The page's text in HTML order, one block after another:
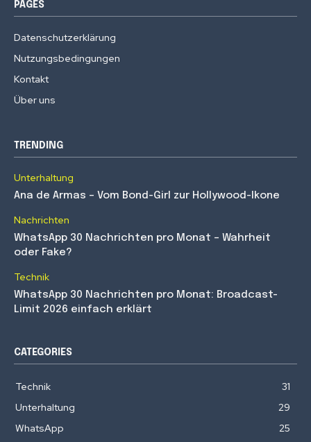
PAGES
Datenschutzerklärung
Nutzungsbedingungen
Kontakt
Über uns
TRENDING
Unterhaltung
Ana de Armas – Vom Bond-Girl zur Hollywood-Ikone
Nachrichten
WhatsApp 30 Nachrichten pro Monat – Wahrheit
oder Fake?
Technik
WhatsApp 30 Nachrichten pro Monat: Broadcast-
Limit 2026 einfach erklärt
CATEGORIES
Technik
31
Unterhaltung
29
WhatsApp
25